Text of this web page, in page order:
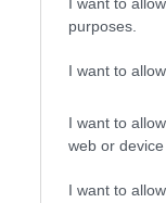
purposes.
I want to
I want to
web or
I want to